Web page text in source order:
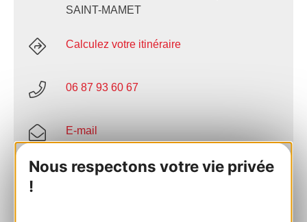
Nous respectons votre vie privée
!
SAINT-MAMET
Calculez votre itinéraire
06 87 93 60 67
E-mail
AJOUTER